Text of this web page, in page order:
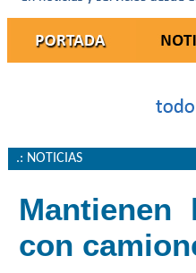
.: NOTICIAS
con